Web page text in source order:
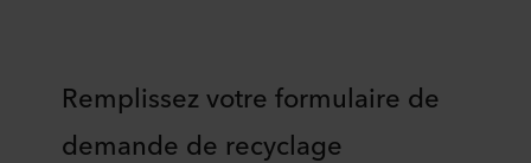
Remplissez votre formulaire de
demande de recyclage